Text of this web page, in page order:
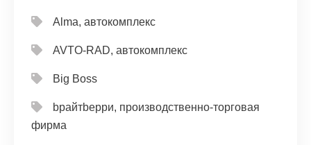
Alma, автокомплекс
AVTO-RAD, автокомплекс
Big Boss
bрайтbерри, производственно-торговая
фирма